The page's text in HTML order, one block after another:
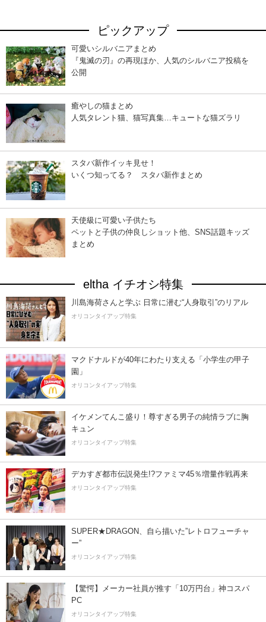
ピックアップ
可愛いシルバニアまとめ
『鬼滅の刃』の再現ほか、人気のシルバニア投稿を
公開
癒やしの猫まとめ
人気タレント猫、猫写真集…キュートな猫ズラリ
スタバ新作イッキ見せ！
いくつ知ってる？ スタバ新作まとめ
天使級に可愛い子供たち
ペットと子供の仲良しショット他、SNS話題キッズ
まとめ
eltha イチオシ特集
川島海荷さんと学ぶ 日常に潜む“人身取引”のリアル
オリコンタイアップ特集
マクドナルドが40年にわたり支える「小学生の甲子
園」
オリコンタイアップ特集
イケメンてんこ盛り！尊すぎる男子の純情ラブに胸
キュン
オリコンタイアップ特集
デカすぎ都市伝説発生!?ファミマ45％増量作戦再来
オリコンタイアップ特集
SUPER★DRAGON、自ら描いた”レトロフューチャ
ー”
オリコンタイアップ特集
【驚愕】メーカー社員が推す「10万円台」神コスパ
PC
オリコンタイアップ特集